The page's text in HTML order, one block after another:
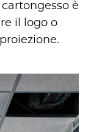
è
il logo o